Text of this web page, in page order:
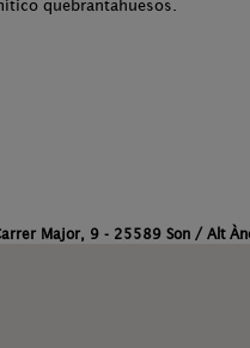
quebrantahuesos.
Major, 9 - 25589 Son / Alt